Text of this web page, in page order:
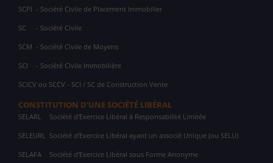
SCPI - Société Civile de Placement Immobilier
SC - Société Civile
SCM - Société Civile de Moyens
SCI - Société Civile Immobilière
SCICV ou SCCV - SCI / SC de Construction Vente
CONSTITUTION D'UNE SOCIÉTÉ LIBÉRAL
SELARL Société d'Exercice Libéral à Responsabilité Limitée
SELEURL Société d'Exercice Libéral ayant un associé Unique (ou SELU)
SELAFA Société d'Exercice Libéral sous Forme Anonyme